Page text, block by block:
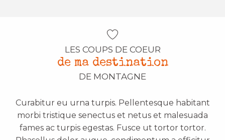
LES COUPS DE COEUR
de ma destination
DE MONTAGNE
Curabitur eu urna turpis. Pellentesque habitant
morbi tristique senectus et netus et malesuada
fames ac turpis egestas. Fusce ut tortor tortor.